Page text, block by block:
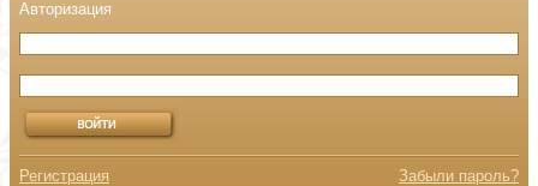
Регистрация Забыли пароль?